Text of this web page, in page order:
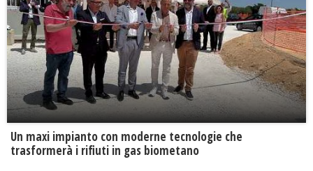
Un maxi impianto con moderne tecnologie che
trasformerà i rifiuti in gas biometano